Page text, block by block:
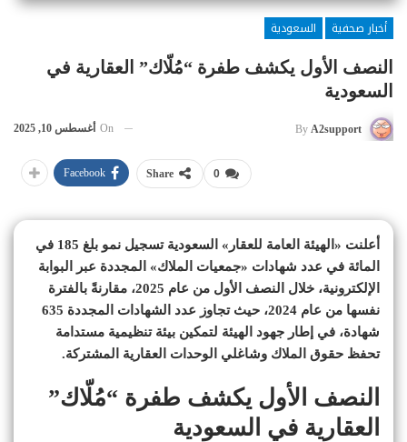
أخبار صحفية
السعودية
النصف الأول يكشف طفرة “مُلّاك” العقارية في
السعودية
By A2support
On أغسطس 10, 2025
0
Share
Facebook
أعلنت «الهيئة العامة للعقار» السعودية تسجيل نمو بلغ 185 في
المائة في عدد شهادات «جمعيات الملاك» المجددة عبر البوابة
الإلكترونية، خلال النصف الأول من عام 2025، مقارنةً بالفترة
نفسها من عام 2024، حيث تجاوز عدد الشهادات المجددة 635
شهادة، في إطار جهود الهيئة لتمكين بيئة تنظيمية مستدامة
تحفظ حقوق الملاك وشاغلي الوحدات العقارية المشتركة.
النصف الأول يكشف طفرة “مُلّاك”
العقارية في السعودية